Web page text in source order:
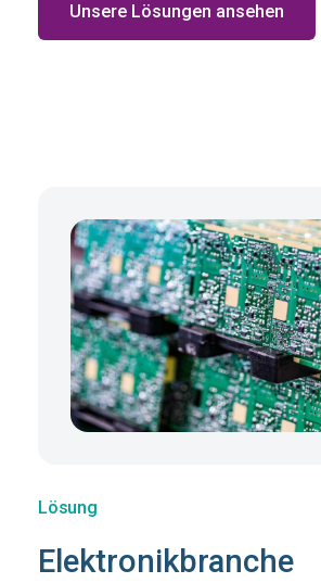
Unsere Lösungen ansehen
Lösung
Elektronikbranche